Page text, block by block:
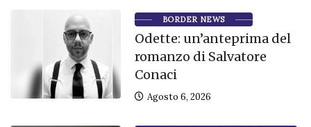
BORDER NEWS
Odette: un’anteprima del
romanzo di Salvatore
Conaci
Agosto 6, 2026